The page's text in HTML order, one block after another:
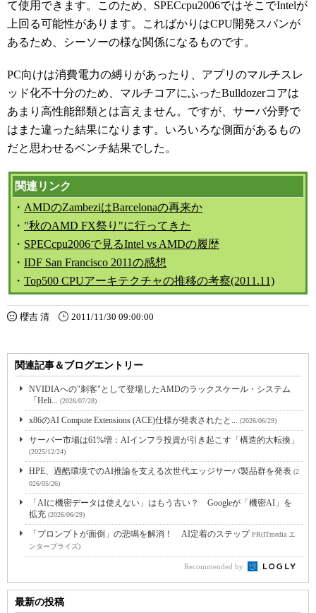
て使用できます。このため、SPECcpu2006ではそこでIntelが
上回る可能性があります。こればかりはCPU開発スパンが
あるため、シーソーの様な関係になるものです。
PC向けは消費電力の縛りがあったり、アプリのマルチスレ
ッド化不十分のため、マルチコアにふったBulldozerコアは
あまり高性能部類とは言えません。ですが、サーバ分野で
はまた違った結果になります。いろいろな側面があるもの
だと思わせるベンチ結果でした。
関連リンク
・ AMDのZambeziはBarcelonaの再来か
・ "秋のAMD FX祭り"に行ってきた
・ SPECcpu2006で見るIntel vs AMDの履歴
・ IDF San Francisco 2011の感想
・ Top500 CPUアーキテクチャの推移の考察(2011.11)
櫻吉 清 2011/11/30 09:00:00
関連記事＆ブログエントリー
NVIDIAへの"刺客"として登場したAMDのラックスケール・システム
「Heli...
(2026/07/28)
x86のAI Compute Extensions (ACE)仕様が発表されたと... (2026/06/29)
サーバー市場は61%増：AIインフラ投資が引き起こす「構造的大転換」
(2025/12/24)
HPE、過酷環境でのAI推論を支える次世代エッジサーバ製品群を発表 (2
026/05/26)
「AIに機密データは使えない」はもう古い？ Googleが「機密AI」を
拡充 (2026/06/29)
「プロンプトが面倒」の悲鳴を解消！ AI定着のステップPR(ITmedia エ
ンタープライズ)
Recommended by
最新の投稿